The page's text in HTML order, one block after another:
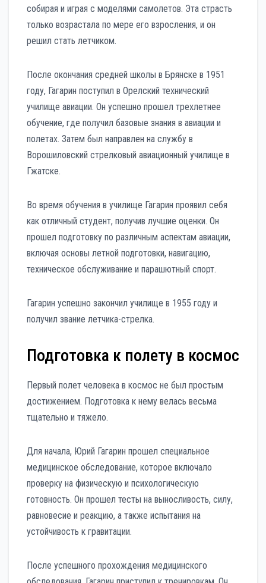
собирая и играя с моделями самолетов. Эта страсть
только возрастала по мере его взросления, и он
решил стать летчиком.
После окончания средней школы в Брянске в 1951
году, Гагарин поступил в Орелский технический
училище авиации. Он успешно прошел трехлетнее
обучение, где получил базовые знания в авиации и
полетах. Затем был направлен на службу в
Ворошиловский стрелковый авиационный училище в
Гжатске.
Во время обучения в училище Гагарин проявил себя
как отличный студент, получив лучшие оценки. Он
прошел подготовку по различным аспектам авиации,
включая основы летной подготовки, навигацию,
техническое обслуживание и парашютный спорт.
Гагарин успешно закончил училище в 1955 году и
получил звание летчика-стрелка.
Подготовка к полету в космос
Первый полет человека в космос не был простым
достижением. Подготовка к нему велась весьма
тщательно и тяжело.
Для начала, Юрий Гагарин прошел специальное
медицинское обследование, которое включало
проверку на физическую и психологическую
готовность. Он прошел тесты на выносливость, силу,
равновесие и реакцию, а также испытания на
устойчивость к гравитации.
После успешного прохождения медицинского